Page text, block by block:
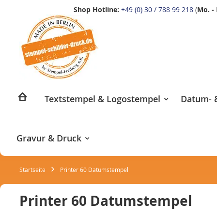
Shop Hotline: +49 (0) 30 / 788 99 218 (Mo. -
springen
Textstempel & Logostempel Datum-
Gravur & Druck
Startseite Printer 60 Datumstempel
Printer 60 Datumstempel